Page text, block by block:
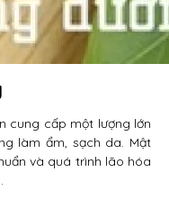
cung cấp một lượng lớn
làm ẩm, sạch da. Mật
và quá trình lão hóa